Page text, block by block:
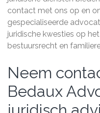
contact met ons op en
gespecialiseerde
juridische kwesties op
bestuursrecht en
Neem
Bedaux